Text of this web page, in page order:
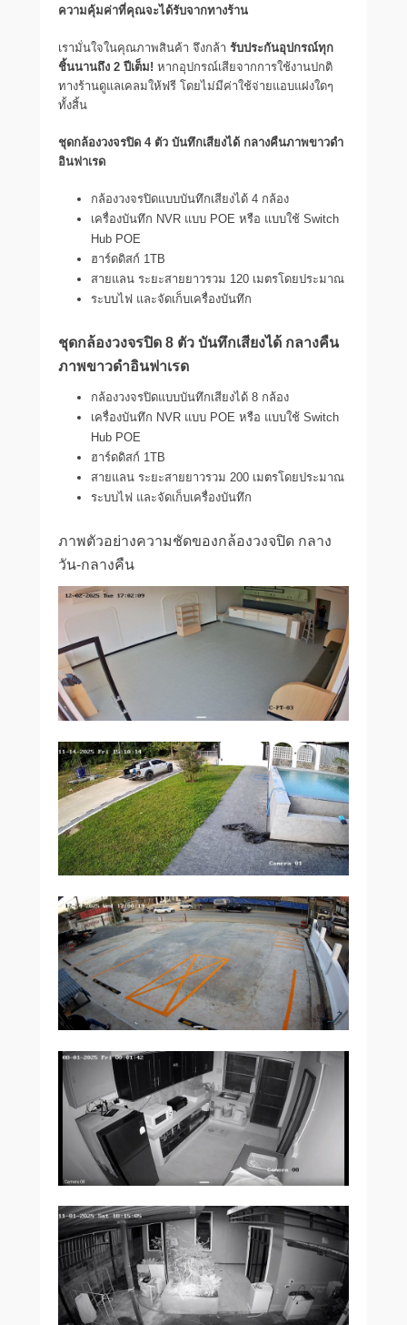
ความคุ้มค่าที่คุณจะได้รับจากทางร้าน
เรามั่นใจในคุณภาพสินค้า จึงกล้า รับประกันอุปกรณ์ทุก
ชิ้นนานถึง 2 ปีเต็ม! หากอุปกรณ์เสียจากการใช้งานปกติ
ทางร้านดูแลเคลมให้ฟรี โดยไม่มีค่าใช้จ่ายแอบแฝงใดๆ
ทั้งสิ้น
ชุดกล้องวงจรปิด 4 ตัว บันทึกเสียงได้ กลางคืนภาพขาวดำ
อินฟาเรด
กล้องวงจรปิดแบบบันทึกเสียงได้ 4 กล้อง
เครื่องบันทึก NVR แบบ POE หรือ แบบใช้ Switch
Hub POE
ฮาร์ดดิสก์ 1TB
สายแลน ระยะสายยาวรวม 120 เมตรโดยประมาณ
ระบบไฟ และจัดเก็บเครื่องบันทึก
ชุดกล้องวงจรปิด 8 ตัว บันทึกเสียงได้ กลางคืน
ภาพขาวดำอินฟาเรด
กล้องวงจรปิดแบบบันทึกเสียงได้ 8 กล้อง
เครื่องบันทึก NVR แบบ POE หรือ แบบใช้ Switch
Hub POE
ฮาร์ดดิสก์ 1TB
สายแลน ระยะสายยาวรวม 200 เมตรโดยประมาณ
ระบบไฟ และจัดเก็บเครื่องบันทึก
ภาพตัวอย่างความชัดของกล้องวงจปิด กลาง
วัน-กลางคืน